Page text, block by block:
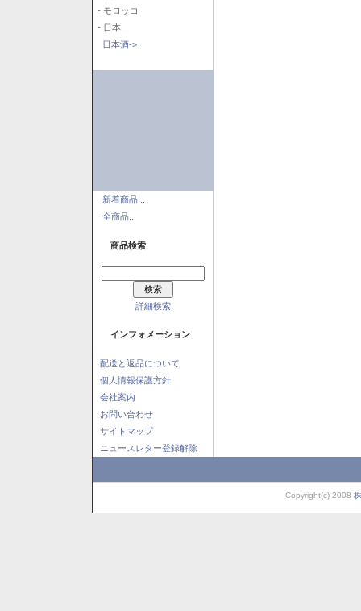
- モロッコ
- 日本
日本酒->
新着商品...
全商品...
商品検索
詳細検索
インフォメーション
配送と返品について
個人情報保護方針
会社案内
お問い合わせ
サイトマップ
ニュースレター登録解除
Copyright(c) 2008